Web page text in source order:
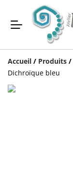
Accueil / Produits /
Dichroïque bleu